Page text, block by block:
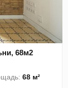
68м2
68 м²